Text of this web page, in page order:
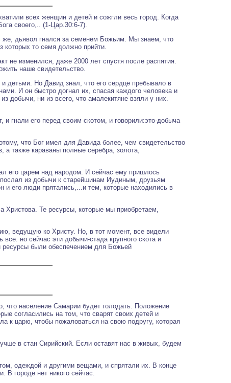
всех женщин и детей и сожгли весь город. Когда
своего,.. (1-Цар.30:6-7).
же, дьявол гнался за семенем Божьим. Мы знаем, что
которых то семя должно прийти.
не изменился, даже 2000 лет спустя после распятия.
наше свидетельство.
детьми. Но Давид знал, что его сердце пребывало в
И он быстро догнал их, спасая каждого человека и
добычи, ни из всего, что амалекитяне взяли у них.
гнали его перед своим скотом, и говорили:это-добыча
что Бог имел для Давида более, чем свидетельство
а также караваны полные серебра, золота,
его царем над народом. И сейчас ему пришлось
из добычи к старейшинам Иудиным, друзьям
и его люди прятались,...и тем, которые находились в
Те ресурсы, которые мы приобретаем,
ведущую ко Христу. Но, в тот момент, все видели
но сейчас эти добычи-стада крупного скота и
были обеспечением для Божьей
что население Самарии будет голодать. Положение
согласились на том, что сварят своих детей и
к царю, чтобы пожаловаться на свою подругу, которая
в стан Сирийский. Если оставят нас в живых, будем
одеждой и другими вещами, и спрятали их. В конце
В городе нет никого сейчас.